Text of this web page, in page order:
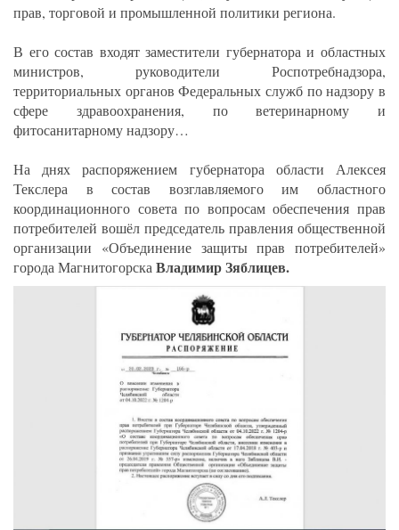
прав, торговой и промышленной политики региона.
В его состав входят заместители губернатора и областных
министров, руководители Роспотребнадзора,
территориальных органов Федеральных служб по надзору в
сфере здравоохранения, по ветеринарному и
фитосанитарному надзору…
На днях распоряжением губернатора области Алексея
Текслера в состав возглавляемого им областного
координационного совета по вопросам обеспечения прав
потребителей вошёл председатель правления общественной
организации «Объединение защиты прав потребителей»
города МагнитогорскаВладимир Зяблицев.